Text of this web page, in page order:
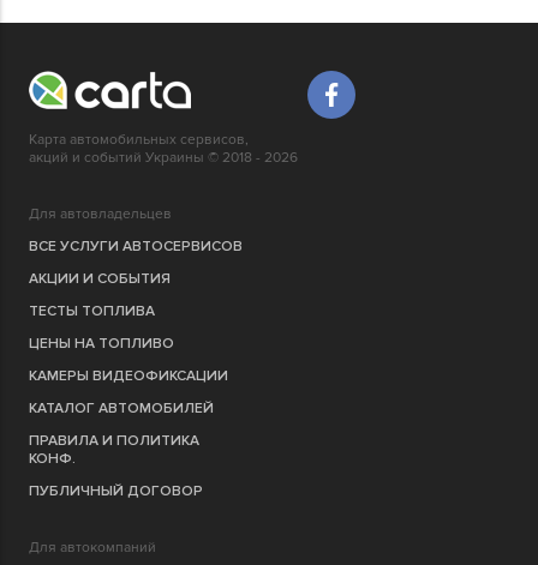
Карта автомобильных сервисов,
акций и событий Украины © 2018 - 2026
Для автовладельцев
ВСЕ УСЛУГИ АВТОСЕРВИСОВ
АКЦИИ И СОБЫТИЯ
ТЕСТЫ ТОПЛИВА
ЦЕНЫ НА ТОПЛИВО
КАМЕРЫ ВИДЕОФИКСАЦИИ
КАТАЛОГ АВТОМОБИЛЕЙ
ПРАВИЛА И ПОЛИТИКА
КОНФ.
ПУБЛИЧНЫЙ ДОГОВОР
Для автокомпаний